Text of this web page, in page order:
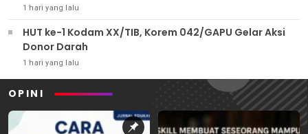
1 hari yang lalu
HUT ke-1 Kodam XX/TIB, Korem 042/GAPU Gelar Aksi
Donor Darah
1 hari yang lalu
OPINI